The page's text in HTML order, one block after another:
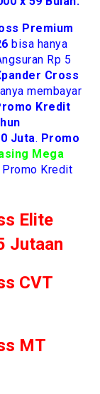
Premium
bisa hanya
Rp 5
Cross
membayar
Kredit
Juta. Promo
Mega
Kredit
Elite
Jutaan
CVT
MT